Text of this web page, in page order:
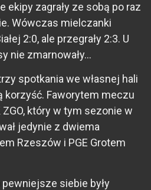
ekipy zagrały ze sobą po raz
Wówczas mielczanki
2:0, ale przegrały 2:3. U
nie zmarnowały…
spotkania we własnej hali
korzyść. Faworytem meczu
ZGO, który w tym sezonie w
jedynie z dwiema
Rzeszów i PGE Grotem
siebie były